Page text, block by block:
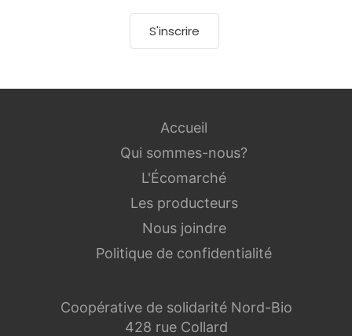
S'inscrire
Coopérative de solidarité Nord-Bio
428 rue Collard
Accueil
Qui sommes-nous?
L'Écomarché
Les producteurs
Nous joindre
Politique de confidentialité